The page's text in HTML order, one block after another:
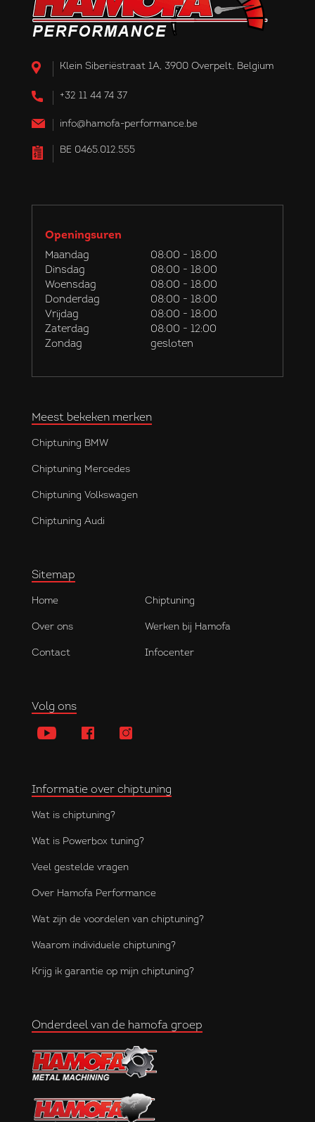
Klein Siberiëstraat 1A, 3900 Overpelt, Belgium
+32 11 44 74 37
info@hamofa-performance.be
BE 0465.012.555
Openingsuren
Maandag
08:00 - 18:00
Dinsdag
08:00 - 18:00
Woensdag
08:00 - 18:00
Donderdag
08:00 - 18:00
Vrijdag
08:00 - 18:00
Zaterdag
08:00 - 12:00
Zondag
gesloten
Meest bekeken merken
Chiptuning BMW
Chiptuning Mercedes
Chiptuning Volkswagen
Chiptuning Audi
Sitemap
Home Chiptuning
Over ons Werken bij Hamofa
Contact Infocenter
Volg ons
Informatie over chiptuning
Wat is chiptuning?
Wat is Powerbox tuning?
Veel gestelde vragen
Over Hamofa Performance
Wat zijn de voordelen van chiptuning?
Waarom individuele chiptuning?
Krijg ik garantie op mijn chiptuning?
Onderdeel van de hamofa groep